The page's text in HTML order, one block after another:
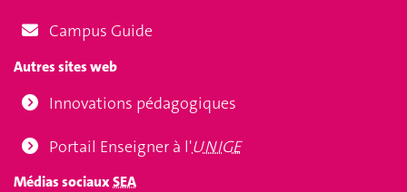
Campus Guide
Autres sites web
Innovations pédagogiques
Portail Enseigner à l'UNIGE
Médias sociauxSEA